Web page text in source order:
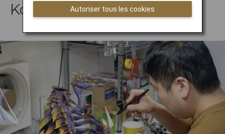
Koubou
Autoriser tous les cookies